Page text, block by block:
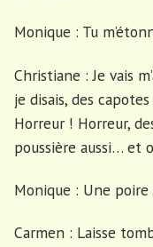
Monique : Tu
Christiane : Je vais
je disais, des
Horreur ! Horreur,
poussière aussi… et
Monique : Une
Carmen : Laisse